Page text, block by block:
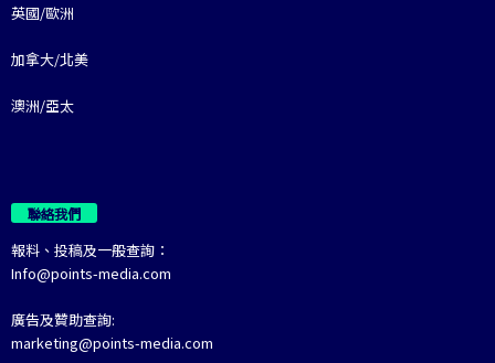
英國/歐洲
加拿大/北美
澳洲/亞太
聯絡我們
報料、投稿及一般查詢：
Info@points-media.com
廣告及贊助查詢:
marketing@points-media.com